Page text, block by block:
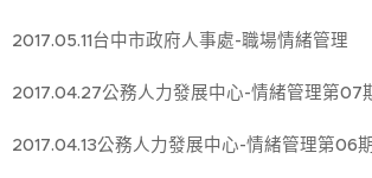
2017.05.11台中市政府人事處-職場情緒管理
2017.04.27公務人力發展中心-情緒管理第07
2017.04.13公務人力發展中心-情緒管理第06期